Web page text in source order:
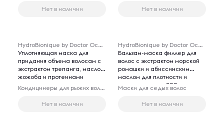
Нет в наличии Нет в наличии
HydroBionique by Doctor Ocean
Уплотняющая маска для
придания объема волосам с
экстрактом трепанга, маслом
жожоба и протеинами
пшеницы, для тонких волос,
200 мл.
Кондицинеры для рыжих волос
Нет в наличии
HydroBionique by Doctor Ocean
Бальзам-маска филлер для
волос с экстрактом морской
ромашки и абиссинским
маслом для плотности и
упругости волос 200мл.
Маски для седых волос
Нет в наличии